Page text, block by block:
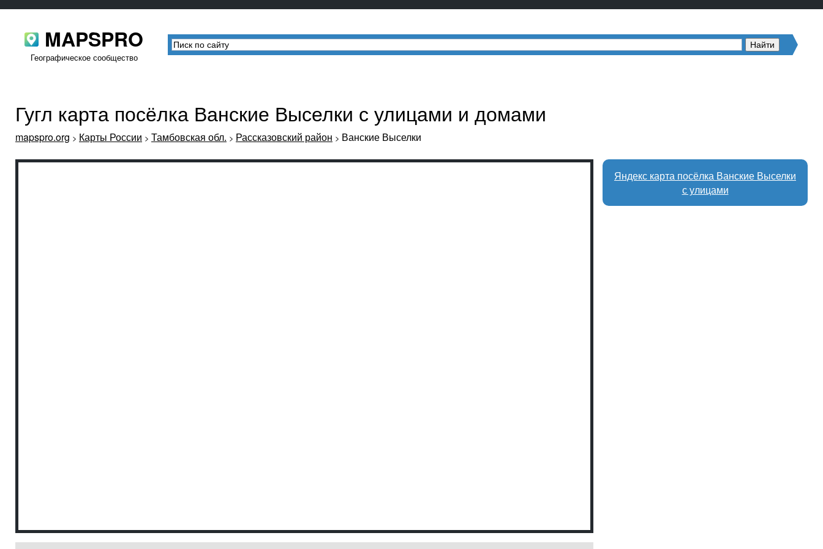
MAPSPRO
Географическое сообщество
Гугл карта посёлка Ванские Выселки с улицами и домами
mapspro.org > Карты России > Тамбовская обл. > Рассказовский район > Ванские Выселки
Яндекс карта посёлка Ванские Выселки
с улицами